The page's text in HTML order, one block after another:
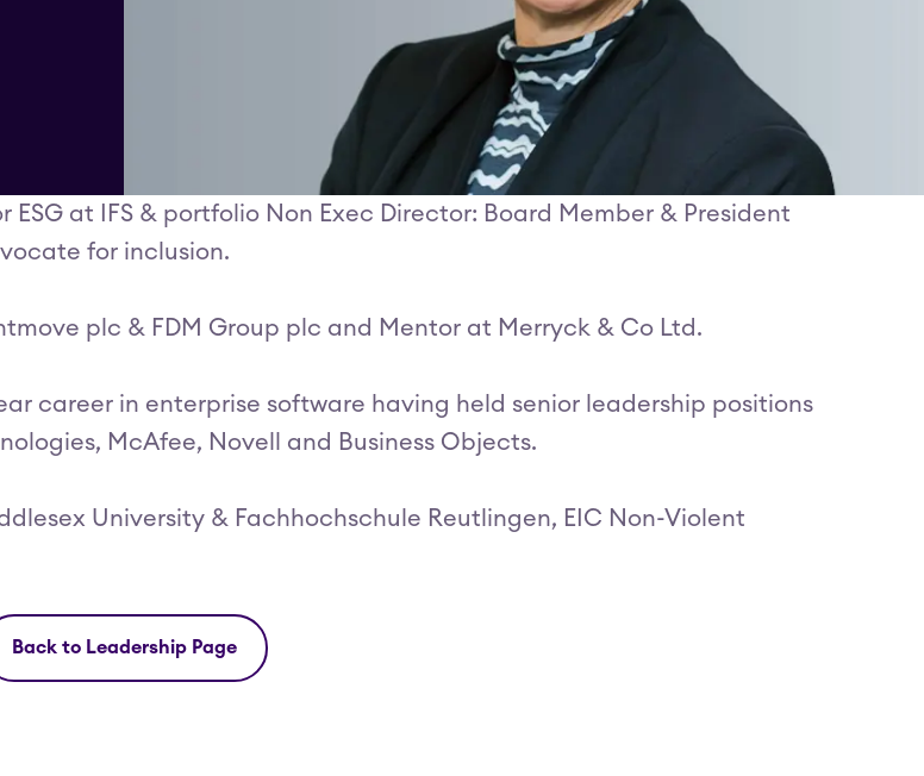
at IFS & portfolio Non Exec Director: Board Member & President
for inclusion.
plc & FDM Group plc and Mentor at Merryck & Co Ltd.
career in enterprise software having held senior leadership positions
McAfee, Novell and Business Objects.
University & Fachhochschule Reutlingen, EIC Non-Violent
Back to Leadership Page